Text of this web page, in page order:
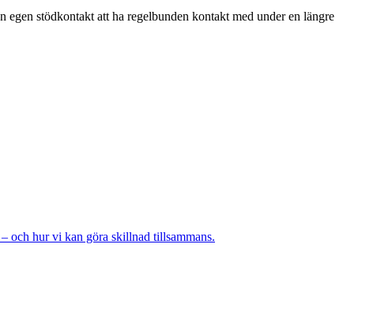
stödkontakt att ha regelbunden kontakt med under en längre
och hur vi kan göra skillnad tillsammans.